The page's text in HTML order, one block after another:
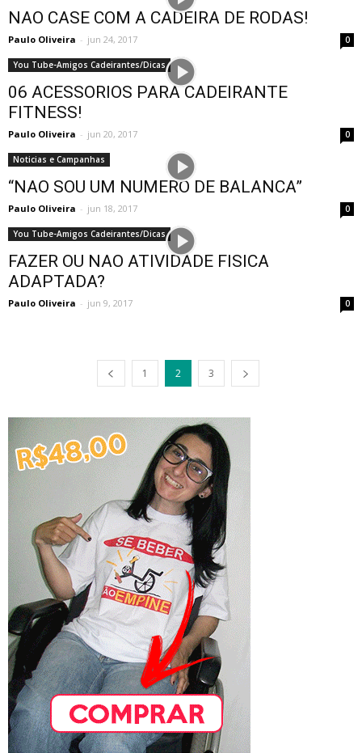
NAO CASE COM A CADEIRA DE RODAS!
Paulo Oliveira - jun 24, 2017 0
You Tube-Amigos Cadeirantes/Dicas
06 ACESSORIOS PARA CADEIRANTE
FITNESS!
Paulo Oliveira - jun 20, 2017 0
Noticias e Campanhas
“NAO SOU UM NUMERO DE BALANCA”
Paulo Oliveira - jun 18, 2017 0
You Tube-Amigos Cadeirantes/Dicas
FAZER OU NAO ATIVIDADE FISICA
ADAPTADA?
Paulo Oliveira - jun 9, 2017 0
1 2 3